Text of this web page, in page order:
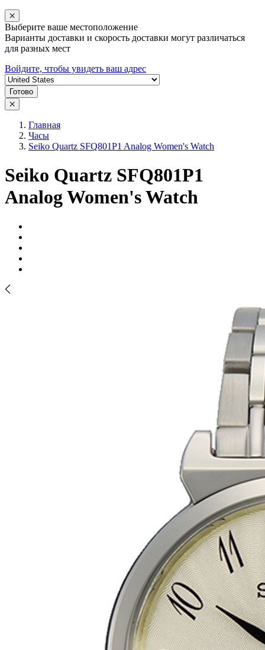
Выберите ваше местоположение
Варианты доставки и скорость доставки могут различаться
для разных мест
Войдите, чтобы увидеть ваш адрес
Готово
Главная
Часы
Seiko Quartz SFQ801P1 Analog Women's Watch
Seiko Quartz SFQ801P1
Analog Women's Watch